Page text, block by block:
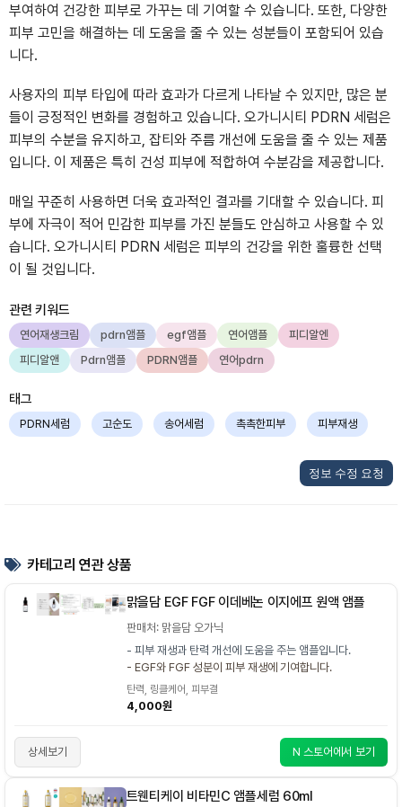
부여하여 건강한 피부로 가꾸는 데 기여할 수 있습니다. 또한, 다양한
피부 고민을 해결하는 데 도움을 줄 수 있는 성분들이 포함되어 있습
니다.
사용자의 피부 타입에 따라 효과가 다르게 나타날 수 있지만, 많은 분
들이 긍정적인 변화를 경험하고 있습니다. 오가니시티 PDRN 세럼은
피부의 수분을 유지하고, 잡티와 주름 개선에 도움을 줄 수 있는 제품
입니다. 이 제품은 특히 건성 피부에 적합하여 수분감을 제공합니다.
매일 꾸준히 사용하면 더욱 효과적인 결과를 기대할 수 있습니다. 피
부에 자극이 적어 민감한 피부를 가진 분들도 안심하고 사용할 수 있
습니다. 오가니시티 PDRN 세럼은 피부의 건강을 위한 훌륭한 선택
이 될 것입니다.
관련 키워드
연어재생크림 pdrn앰플 egf앰플 연어앰플
피디알엔
피디알앤
Pdrn앰플 PDRN앰플 연어pdrn
태그
PDRN세럼 고순도 송어세럼 촉촉한피부 피부재생
정보 수정 요청
카테고리 연관 상품
맑을담 EGF FGF 이데베논 이지에프 원액 앰플
판매처: 맑을담 오가닉
- 피부 재생과 탄력 개선에 도움을 주는 앰플입니다.
- EGF와 FGF 성분이 피부 재생에 기여합니다.
탄력, 링클케어, 피부결
4,000원
상세보기 N 스토어에서 보기
트웬티케이 비타민C 앰플세럼 60ml